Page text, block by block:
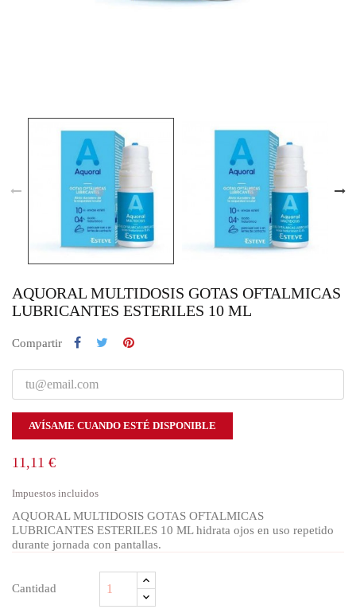
AQUORAL MULTIDOSIS GOTAS OFTALMICAS
LUBRICANTES ESTERILES 10 ML
Compartir
AVÍSAME CUANDO ESTÉ DISPONIBLE
11,11 €
Impuestos incluidos
AQUORAL MULTIDOSIS GOTAS OFTALMICAS
LUBRICANTES ESTERILES 10 ML hidrata ojos en uso repetido
durante jornada con pantallas.
Cantidad